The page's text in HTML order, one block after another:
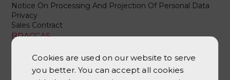
Cookies are used on our website to serve
you better. You can accept all cookies
Notice On Processing And Projection Of Personal Data
Privacy
Sales Contract
BRACCAS
Contact Us
Whatsapp Support
CATEGORIES